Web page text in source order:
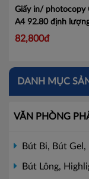
DANH MỤC
VĂN PHÒNG
Bút Bi, Bút Gel,
Bút Lông,
Giấy in/ photocopy
A4 92.80 định
500 tờ/ ram
82,800đ